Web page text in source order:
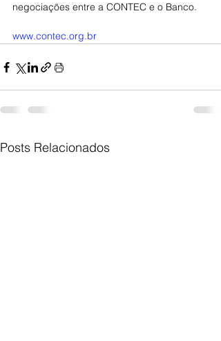
negociações entre a CONTEC e o Banco.
www.contec.org.br
Posts Relacionados